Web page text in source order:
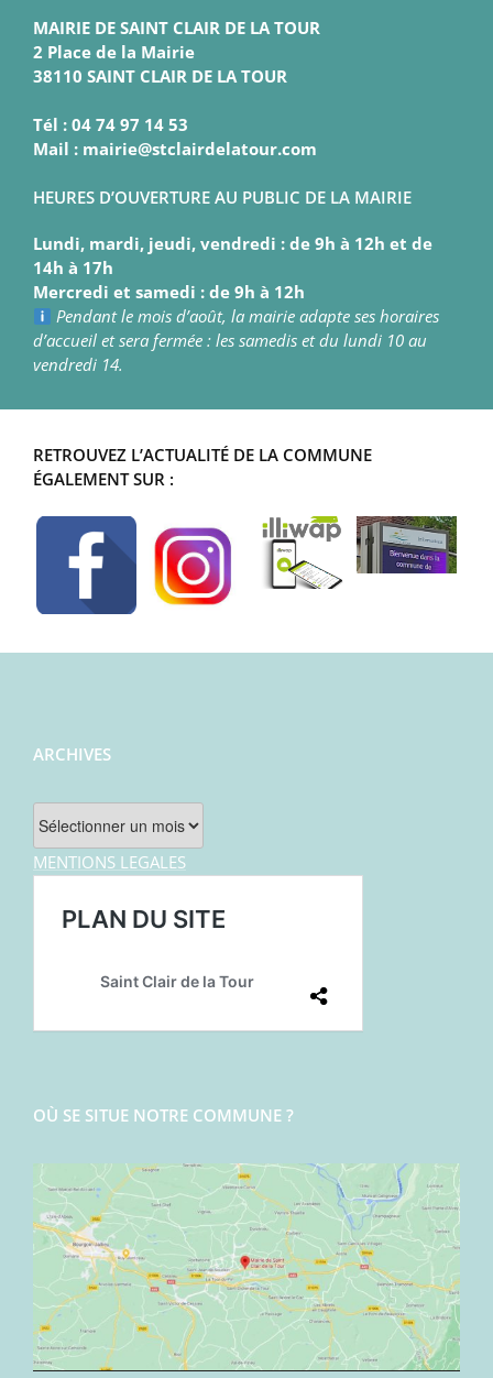
MAIRIE DE SAINT CLAIR DE LA TOUR
2 Place de la Mairie
38110 SAINT CLAIR DE LA TOUR
Tél : 04 74 97 14 53
Mail : mairie@stclairdelatour.com
HEURES D’OUVERTURE AU PUBLIC DE LA MAIRIE
Lundi, mardi, jeudi, vendredi : de 9h à 12h et de
14h à 17h
Mercredi et samedi : de 9h à 12h
Pendant le mois d’août, la mairie adapte ses horaires
d’accueil et sera fermée : les samedis et du lundi 10 au
vendredi 14.
RETROUVEZ L’ACTUALITÉ DE LA COMMUNE
ÉGALEMENT SUR :
ARCHIVES
Archives
MENTIONS LEGALES
OÙ SE SITUE NOTRE COMMUNE ?